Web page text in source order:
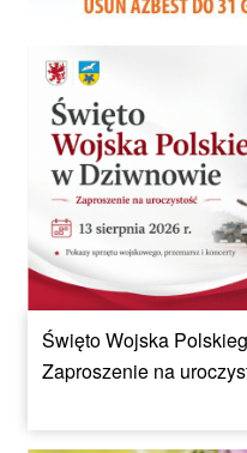
Święto Wojska
Zaproszenie na